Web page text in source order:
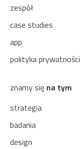
zespół
case studies
app
polityka prywatności
znamy się na tym
strategia
badania
design